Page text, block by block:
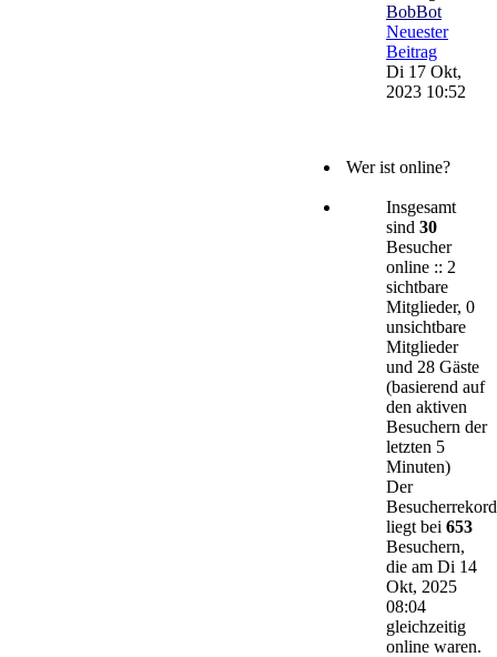
BobBot
Neuester
Beitrag
Di 17 Okt,
2023 10:52
Wer ist online?
Insgesamt
sind 30
Besucher
online :: 2
sichtbare
Mitglieder, 0
unsichtbare
Mitglieder
und 28 Gäste
(basierend auf
den aktiven
Besuchern der
letzten 5
Minuten)
Der
Besucherrekord
liegt bei 653
Besuchern,
die am Di 14
Okt, 2025
08:04
gleichzeitig
online waren.